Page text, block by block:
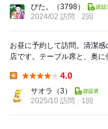
ぴた。
（3798）
2024/02 訪問
2回
お昼に予約して訪問。清潔
店です。テーブル席と、奥
4.0
サオラ
（3）
2025/10 訪問
1回